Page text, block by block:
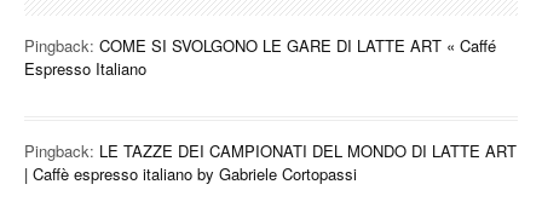
Pingback: COME SI SVOLGONO LE GARE DI LATTE ART « Caffé
Espresso Italiano
Pingback: LE TAZZE DEI CAMPIONATI DEL MONDO DI LATTE ART
| Caffè espresso italiano by Gabriele Cortopassi